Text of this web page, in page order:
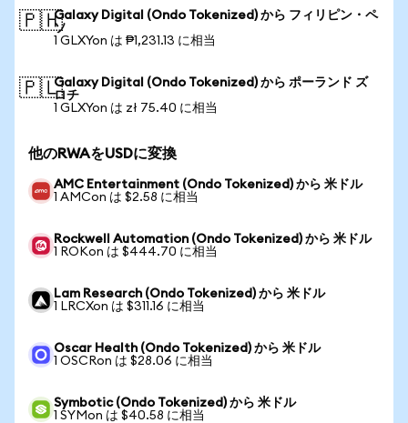
🇵🇭Galaxy Digital (Ondo Tokenized) から フィリピン・ペ
ソ
1 GLXYon は ₱1,231.13 に相当
🇵🇱Galaxy Digital (Ondo Tokenized) から ポーランド ズ
ロチ
1 GLXYon は zł 75.40 に相当
他のRWAをUSDに変換
AMC Entertainment (Ondo Tokenized) から 米ドル
1 AMCon は $2.58 に相当
Rockwell Automation (Ondo Tokenized) から 米ドル
1 ROKon は $444.70 に相当
Lam Research (Ondo Tokenized) から 米ドル
1 LRCXon は $311.16 に相当
Oscar Health (Ondo Tokenized) から 米ドル
1 OSCRon は $28.06 に相当
Symbotic (Ondo Tokenized) から 米ドル
1 SYMon は $40.58 に相当